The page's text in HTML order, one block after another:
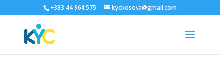
+383 44 964 575 kyckosova@gmail.com